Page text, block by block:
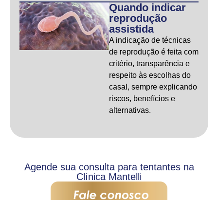
Quando indicar
reprodução
assistida
A indicação de técnicas
de reprodução é feita com
critério, transparência e
respeito às escolhas do
casal, sempre explicando
riscos, benefícios e
alternativas.
Agende sua consulta para tentantes na
Clínica Mantelli